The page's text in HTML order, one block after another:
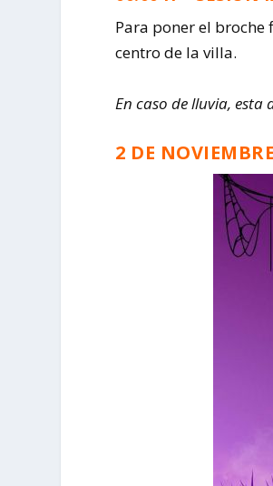
Para poner el
centro de la villa.
En caso de lluvia, esta
2 DE NOVIEMBRE